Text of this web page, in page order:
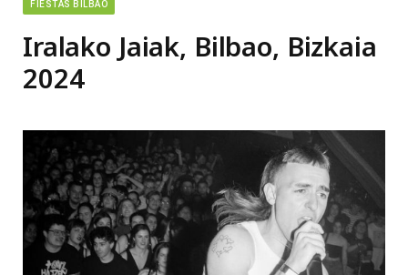
FIESTAS BILBAO
Iralako Jaiak, Bilbao, Bizkaia
2024